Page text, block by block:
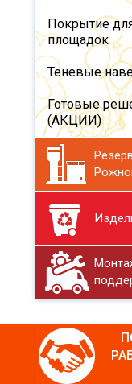
Покрытие
площадок
Теневые
Готовые
(АКЦИИ)